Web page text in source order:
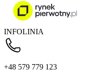
INFOLINIA
+48 579 779 123